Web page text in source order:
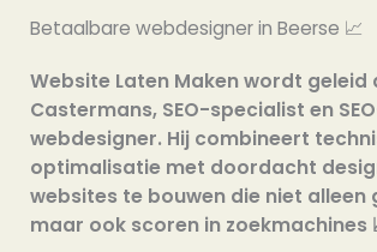
Betaalbare webdesigner in Beerse 📈
Website Laten Maken wordt geleid
Castermans, SEO-specialist en
webdesigner. Hij combineert
optimalisatie met doordacht
websites te bouwen die niet alleen
maar ook scoren in zoekmachines